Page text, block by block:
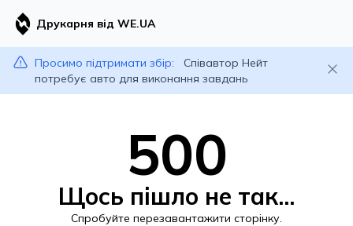
Друкарня від WE.UA
Просимо підтримати збір:
Співавтор Нейт
потребує авто для виконання завдань
500
Щось пішло не так...
Спробуйте перезавантажити сторінку.